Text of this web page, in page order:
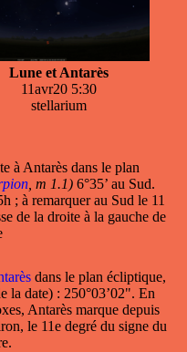
Lune et Antarès
11avr20 5:30
stellarium
à Antarès dans le plan
, m 1.1) 6°35’ au Sud.
; à remarquer au Sud le 11
de la droite à la gauche de
dans le plan écliptique,
la date) : 250°03’02". En
Antarès marque depuis
le 11e degré du signe du